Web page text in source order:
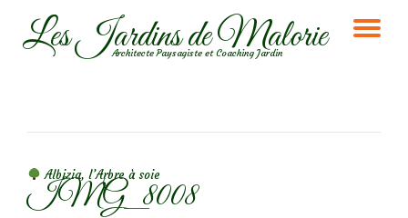
AllerLes Jardins de Malorie
Architecte Paysagiste et Coaching Jardin
Albizia, l’Arbre à soie
IMG_8008